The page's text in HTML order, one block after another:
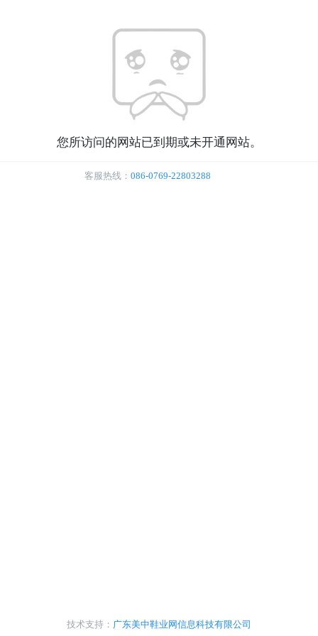
您所访问的网站已到期或未开通网站。
客服热线： 086-0769-22803288
技术支持： 广东美中鞋业网信息科技有限公司